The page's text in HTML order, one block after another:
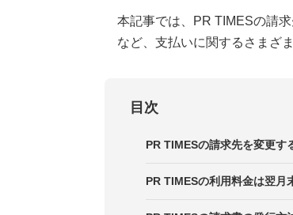
本記事では、PR TIMESの請
など、支払いに関するさまざ
目次
PR TIMESの請求先を変更す
PR TIMESの利用料金は翌月